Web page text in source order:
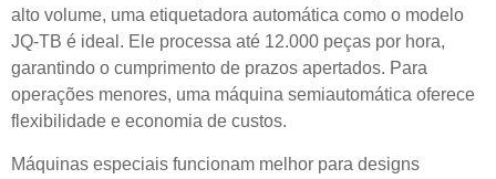
alto volume, uma etiquetadora automática como o modelo
JQ-TB é ideal. Ele processa até 12.000 peças por hora,
garantindo o cumprimento de prazos apertados. Para
operações menores, uma máquina semiautomática oferece
flexibilidade e economia de custos.
Máquinas especiais funcionam melhor para designs